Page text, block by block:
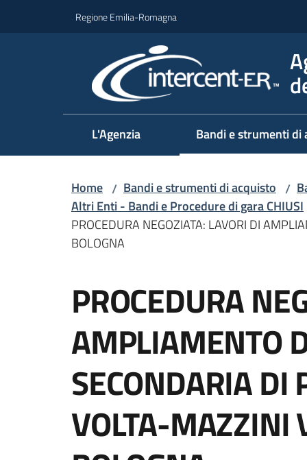
Regione Emilia-Romagna
L'Agenzia Bandi e strumenti di
Home / Bandi e strumenti di acquisto /
Altri Enti - Bandi e Procedure di gara CHIUSI
PROCEDURA NEGOZIATA: LAVORI DI
BOLOGNA
PROCEDURA
AMPLIAMENTO
SECONDARIA DI
VOLTA-MAZZINI